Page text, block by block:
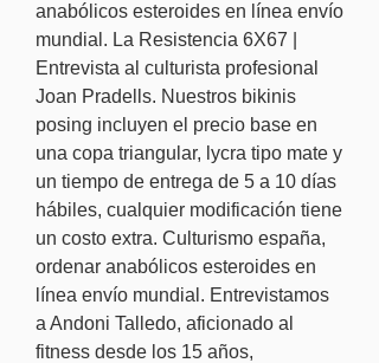
anabólicos esteroides en línea envío
mundial. La Resistencia 6X67 |
Entrevista al culturista profesional
Joan Pradells. Nuestros bikinis
posing incluyen el precio base en
una copa triangular, lycra tipo mate y
un tiempo de entrega de 5 a 10 días
hábiles, cualquier modificación tiene
un costo extra. Culturismo españa,
ordenar anabólicos esteroides en
línea envío mundial. Entrevistamos
a Andoni Talledo, aficionado al
fitness desde los 15 años,